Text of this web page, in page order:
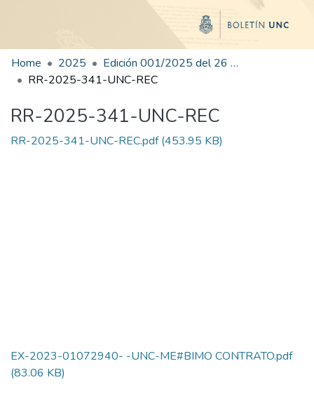
Home 2025
Edición 001/2025 del 26 de mayo de 2025
RR-2025-341-UNC-REC
RR-2025-341-UNC-REC
RR-2025-341-UNC-REC.pdf(453.95 KB)
EX-2023-01072940- -UNC-ME#BIMO CONTRATO.pdf
(83.06 KB)